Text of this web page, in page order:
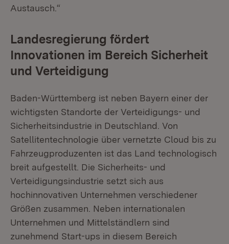
Austausch.“
Landesregierung fördert
Innovationen im Bereich Sicherheit
und Verteidigung
Baden-Württemberg ist neben Bayern einer der
wichtigsten Standorte der Verteidigungs- und
Sicherheitsindustrie in Deutschland. Von
Satellitentechnologie über vernetzte Cloud bis zu
Fahrzeugproduzenten ist das Land technologisch
breit aufgestellt. Die Sicherheits- und
Verteidigungsindustrie setzt sich aus
hochinnovativen Unternehmen verschiedener
Größen zusammen. Neben internationalen
Unternehmen und Mittelständlern sind
zunehmend Start-ups in diesem Bereich